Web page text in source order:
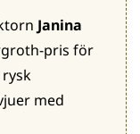
Janina
pris för
med